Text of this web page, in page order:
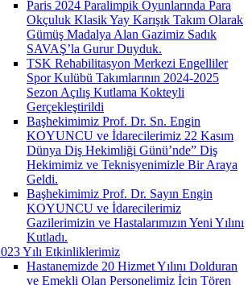
Paris 2024 Paralimpik Oyunlarında Para
Okçuluk Klasik Yay Karışık Takım Olarak
Gümüş Madalya Alan Gazimiz Sadık
SAVAŞ’la Gurur Duyduk.
TSK Rehabilitasyon Merkezi Engelliler
Spor Kulübü Takımlarının 2024-2025
Sezon Açılış Kutlama Kokteyli
Gerçekleştirildi
Başhekimimiz Prof. Dr. Sn. Engin
KOYUNCU ve İdarecilerimiz 22 Kasım
Dünya Diş Hekimliği Günü’nde” Diş
Hekimimiz ve Teknisyenimizle Bir Araya
Geldi.
Başhekimimiz Prof. Dr. Sayın Engin
KOYUNCU ve İdarecilerimiz
Gazilerimizin ve Hastalarımızın Yeni Yılını
Kutladı.
Yılı Etkinliklerimiz
Hastanemizde 20 Hizmet Yılını Dolduran
ve Emekli Olan Personelimiz İçin Tören